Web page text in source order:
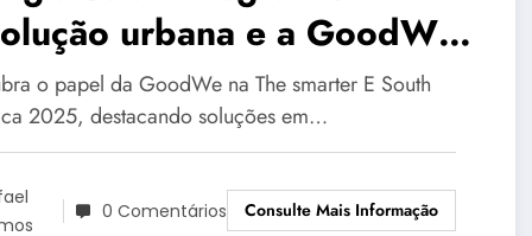
urbana e a GoodWe
2025
o papel da GoodWe na The smarter E South
2025, destacando soluções em…
0 Comentários Consulte Mais Informação